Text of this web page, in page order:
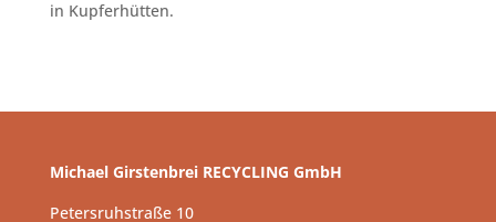
in Kupferhütten.
Michael Girstenbrei RECYCLING GmbH
Petersruhstraße 10